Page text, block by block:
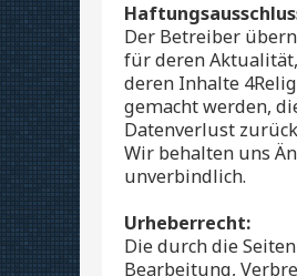
Der Betreiber
für deren
deren Inhalte
gemacht werden,
Datenverlust
Wir behalten uns
unverbindlich.
Urheberrecht:
Die durch die
Bearbeitung,